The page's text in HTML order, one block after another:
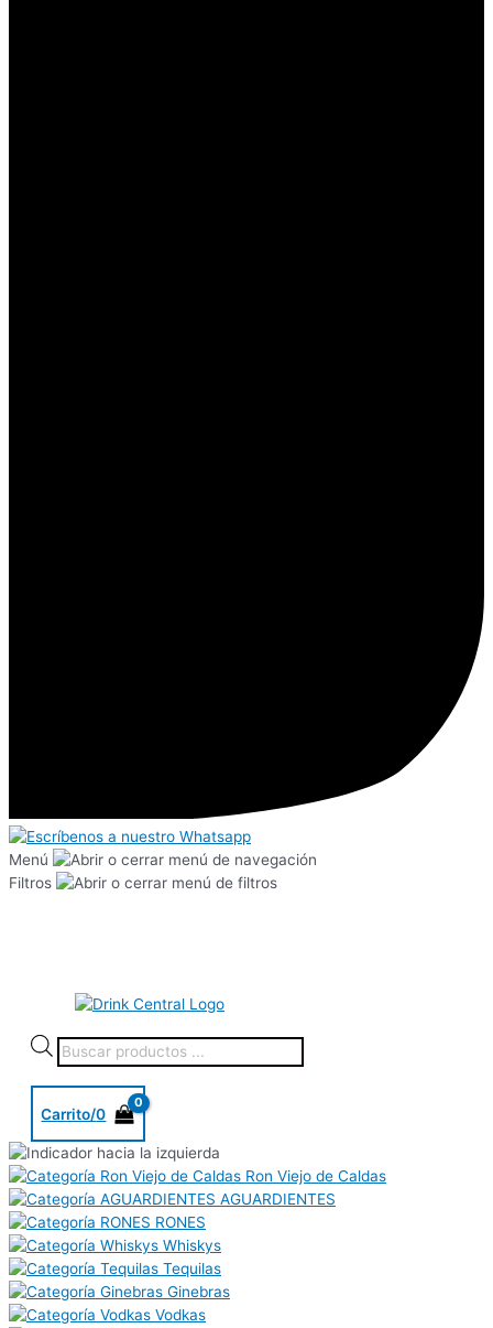
Menú
Filtros
Carrito/0
Ron Viejo de Caldas
AGUARDIENTES
RONES
Whiskys
Tequilas
Ginebras
Vodkas